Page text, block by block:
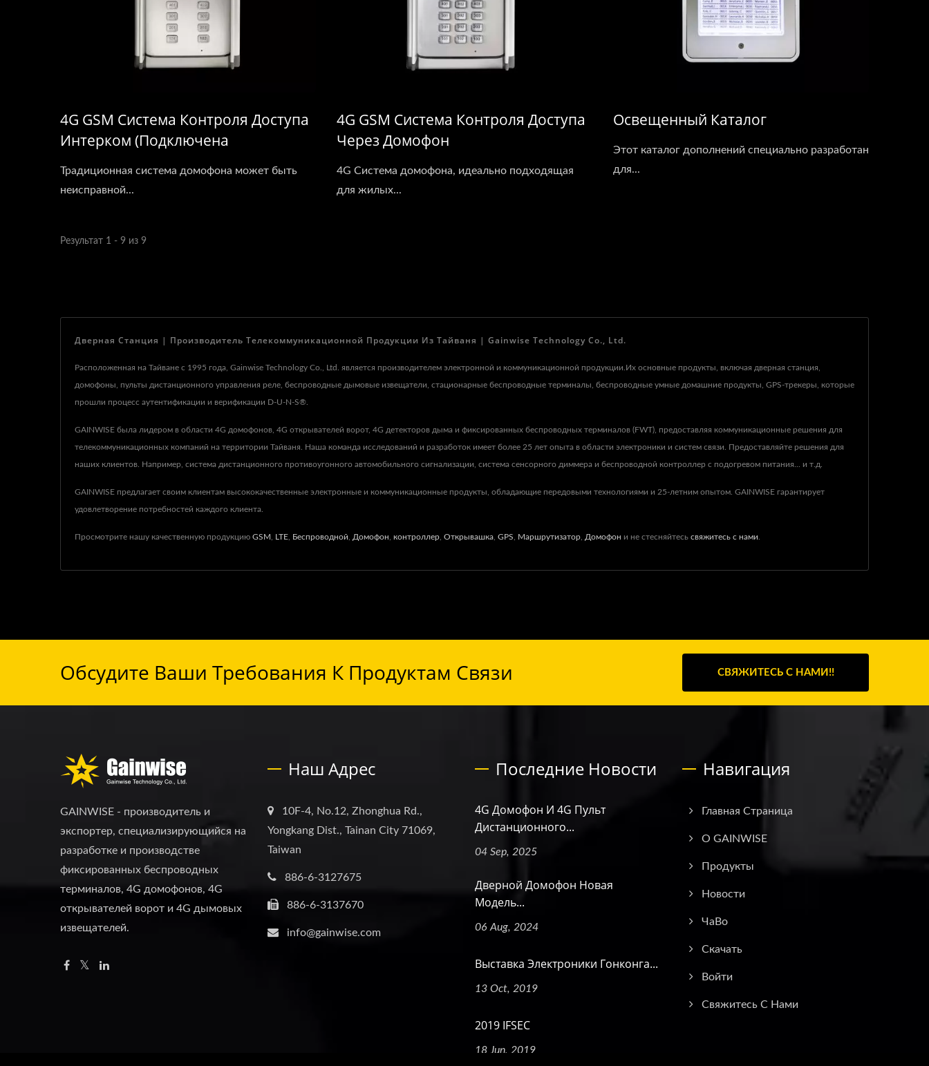
4G GSM Система Контроля Доступа
Интерком (подключена
Традиционная система домофона может быть
неисправной...
4G GSM Система Контроля Доступа
Через Домофон
4G Система домофона, идеально подходящая
для жилых...
Освещенный Каталог
Этот каталог дополнений специально разработан
для...
Результат 1 - 9 из 9
Дверная Станция | Производитель Телекоммуникационной Продукции Из Тайваня | Gainwise Technology Co., Ltd.
Расположенная на Тайване с 1995 года, Gainwise Technology Co., Ltd. является производителем электронной и коммуникационной продукции.Их основные продукты, включая дверная станция,
домофоны, пульты дистанционного управления реле, беспроводные дымовые извещатели, стационарные беспроводные терминалы, беспроводные умные домашние продукты, GPS-трекеры, которые
прошли процесс аутентификации и верификации D-U-N-S®.
GAINWISE была лидером в области 4G домофонов, 4G открывателей ворот, 4G детекторов дыма и фиксированных беспроводных терминалов (FWT), предоставляя коммуникационные решения для
телекоммуникационных компаний на территории Тайваня. Наша команда исследований и разработок имеет более 25 лет опыта в области электроники и систем связи. Предоставляйте решения для
наших клиентов. Например, система дистанционного противоугонного автомобильного сигнализации, система сенсорного диммера и беспроводной контроллер с подогревом питания... и т.д.
GAINWISE предлагает своим клиентам высококачественные электронные и коммуникационные продукты, обладающие передовыми технологиями и 25-летним опытом. GAINWISE гарантирует
удовлетворение потребностей каждого клиента.
Просмотрите нашу качественную продукцию GSM LTE Беспроводной Домофон контроллер Открывашка GPS Маршрутизатор Домофон и не стесняйтесь свяжитесь с нами
Обсудите Ваши Требования К Продуктам Связи СВЯЖИТЕСЬ С НАМИ!!
GAINWISE - производитель и
экспортер, специализирующийся на
разработке и производстве
фиксированных беспроводных
терминалов, 4G домофонов, 4G
открывателей ворот и 4G дымовых
извещателей.
Наш Адрес
10F-4, No.12, Zhonghua Rd.,
Yongkang Dist., Tainan City 71069,
Taiwan
886-6-3127675
886-6-3137670
info@gainwise.com
Последние Новости
4G Домофон И 4G Пульт
Дистанционного...
04 Sep, 2025
Дверной Домофон Новая
Модель...
06 Aug, 2024
Выставка Электроники Гонконга...
13 Oct, 2019
2019 IFSEC
18 Jun, 2019
Навигация
Главная Страница
О GAINWISE
Продукты
Новости
ЧаВо
Скачать
Войти
Свяжитесь С Нами